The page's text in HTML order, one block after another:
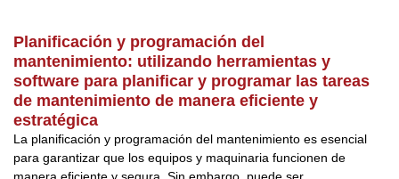
Planificación y programación del
mantenimiento: utilizando herramientas y
software para planificar y programar las tareas
de mantenimiento de manera eficiente y
estratégica
La planificación y programación del mantenimiento es esencial
para garantizar que los equipos y maquinaria funcionen de